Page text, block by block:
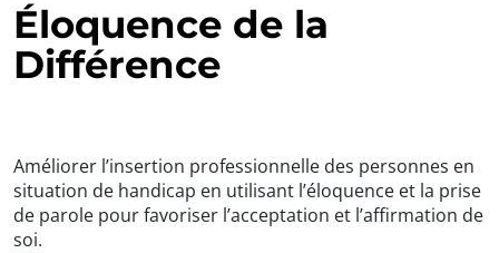
Éloquence de la
Différence
Améliorer l’insertion professionnelle des personnes en
situation de handicap en utilisant l’éloquence et la prise
de parole pour favoriser l’acceptation et l’affirmation de
soi.